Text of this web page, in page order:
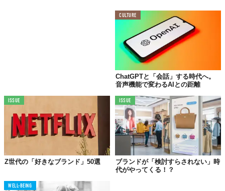
排除し、消費者と直接つながる」という物語で投資家と消費者の
心をつかみました。Allbirds、Casper、Outdoor Voices……。どの
ブランドも一時は時代の寵児として輝いていたはずです。
しかし5W Public Relationsの創業者兼会長であるRonn Torossian
氏は、同レポートの中で「DTCは有料広告のアービトラージ（裁
定取引）ビジネスモデルだった。そのアービトラージは2022年に
実際、レポートが示すデータは厳しいものでした。調査対象50社
すべてが成長期にFacebookとInstagramを主要な顧客獲得チャネ
ルとしており、2021年に平均34ドルだったCAC（顧客獲得コス
ト）は2024年には平均57ドルまで跳ね上がったとのこと。Meta
広告のCPM高騰が、モデルそのものを内側から崩壊させたわけで
す。
デル」の実態は、安価だったSNS広告を大量に買い付けて顧客を
CULTURE
ChatGPTと「会話」する時代へ。
音声機能で変わるAIとの距離
ISSUE
Z世代の「好きなブランド」50選
ISSUE
ブランドが「検討すらされない」時
代がやってくる！？
WELL-BEING